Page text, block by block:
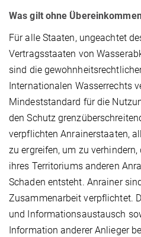
Was gilt ohne
Für alle Staaten, ungeachtet
Vertragsstaaten von
sind die
Internationalen Wasserrechts
Mindeststandard für die
den Schutz
verpflichten Anrainerstaaten,
zu ergreifen, um zu
ihres Territoriums anderen
Schaden entsteht. Anrainer
Zusammenarbeit verpflichtet.
und Informationsaustausch
Information anderer Anlieger